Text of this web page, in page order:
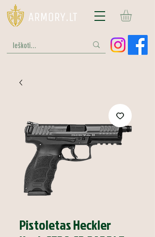
Pistoletas Heckler